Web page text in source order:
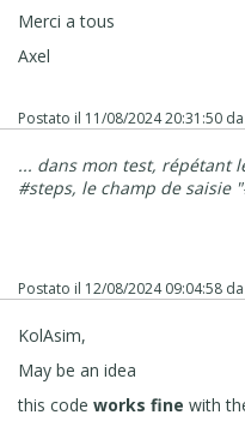
Etrange non ?
Merci
Merci a tous
Axel
Postato il 11/08/2024 20:31:50 da
... dans mon test, répétant
#steps, le champ de saisie
Postato il 12/08/2024 09:04:58 da
KolAsim,
May be an idea
this code works fine with